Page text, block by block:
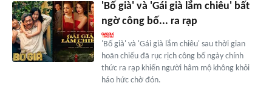
'Bố già' và 'Gái già lắm chiêu' bất
ngờ công bố... ra rạp
'Bố già' và 'Gái già lắm chiêu' sau thời gian
hoãn chiếu đã rục rịch công bố ngày chính
thức ra rạp khiến người hâm mộ không khỏi
háo hức chờ đón.